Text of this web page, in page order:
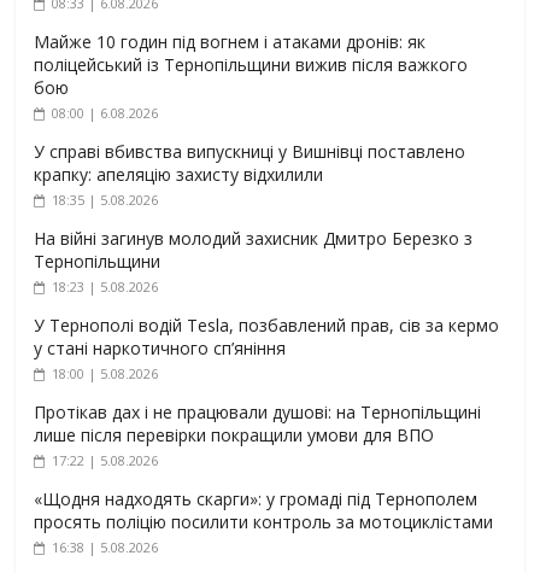
Майже 10 годин під вогнем і атаками дронів: як
поліцейський із Тернопільщини вижив після важкого
бою
08:00 | 6.08.2026
У справі вбивства випускниці у Вишнівці поставлено
крапку: апеляцію захисту відхилили
18:35 | 5.08.2026
На війні загинув молодий захисник Дмитро Березко з
Тернопільщини
18:23 | 5.08.2026
У Тернополі водій Tesla, позбавлений прав, сів за кермо
у стані наркотичного сп’яніння
18:00 | 5.08.2026
Протікав дах і не працювали душові: на Тернопільщині
лише після перевірки покращили умови для ВПО
17:22 | 5.08.2026
«Щодня надходять скарги»: у громаді під Тернополем
просять поліцію посилити контроль за мотоциклістами
16:38 | 5.08.2026